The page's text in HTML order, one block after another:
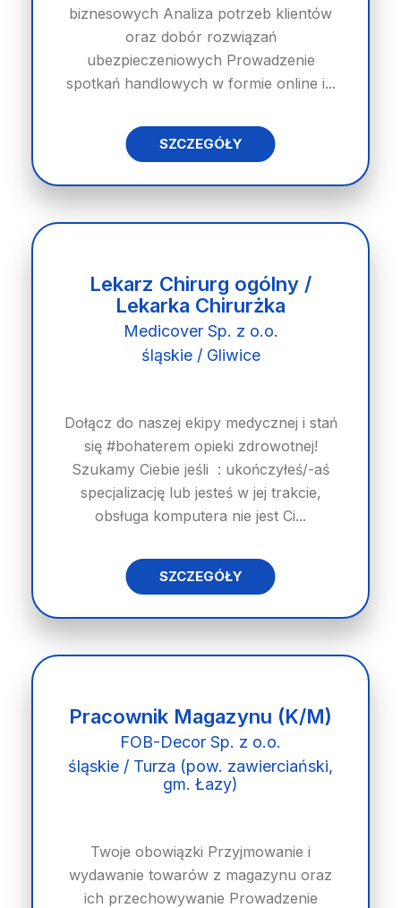
biznesowych Analiza potrzeb klientów
oraz dobór rozwiązań
ubezpieczeniowych Prowadzenie
spotkań handlowych w formie online i...
SZCZEGÓŁY
Lekarz Chirurg ogólny /
Lekarka Chirurżka
Medicover Sp. z o.o.
śląskie / Gliwice
Dołącz do naszej ekipy medycznej i stań
się #bohaterem opieki zdrowotnej!
Szukamy Ciebie jeśli ​ : ukończyłeś/-aś
specjalizację lub jesteś w jej trakcie,
obsługa komputera nie jest Ci...
SZCZEGÓŁY
Pracownik Magazynu (K/M)
FOB-Decor Sp. z o.o.
śląskie / Turza (pow. zawierciański,
gm. Łazy)
Twoje obowiązki Przyjmowanie i
wydawanie towarów z magazynu oraz
ich przechowywanie Prowadzenie